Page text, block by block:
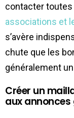
contacter
associations et
s’avère
chute que les
généralement
Créer un
aux